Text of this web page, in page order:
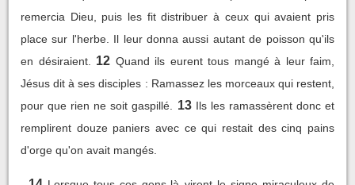
remercia Dieu, puis les fit distribuer à ceux qui avaient pris
place sur l'herbe. Il leur donna aussi autant de poisson qu'ils
en désiraient.
12 Quand ils eurent tous mangé à leur faim,
Jésus dit à ses disciples : Ramassez les morceaux qui restent,
pour que rien ne soit gaspillé.
13 Ils les ramassèrent donc et
remplirent douze paniers avec ce qui restait des cinq pains
d'orge qu'on avait mangés.